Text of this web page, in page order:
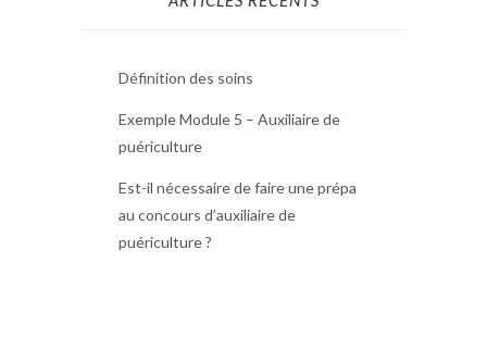
Définition des soins
Exemple Module 5 – Auxiliaire de
puériculture
Est-il nécessaire de faire une prépa
au concours d’auxiliaire de
puériculture ?